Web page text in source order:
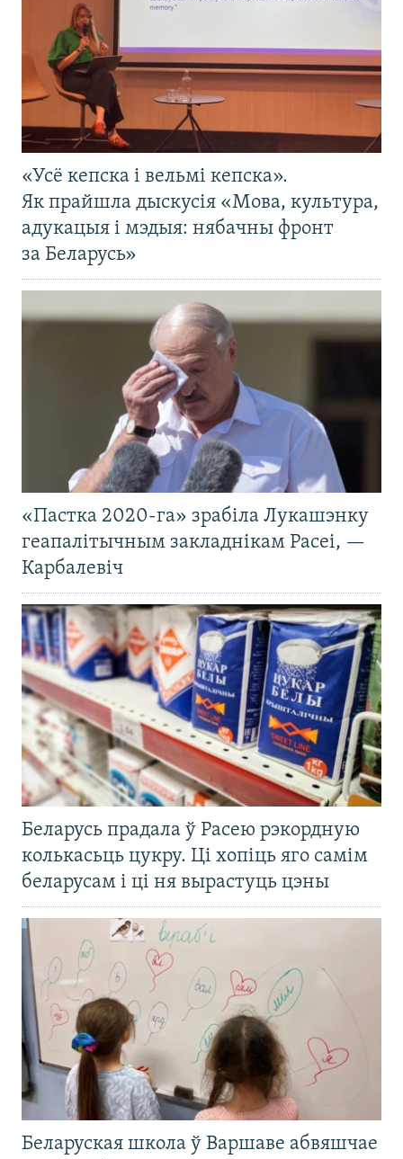
«Усё кепска і вельмі кепска».
Як прайшла дыскусія «Мова, культура,
адукацыя і мэдыя: нябачны фронт
за Беларусь»
«Пастка 2020-га» зрабіла Лукашэнку
геапалітычным закладнікам Расеі, —
Карбалевіч
Беларусь прадала ў Расею рэкордную
колькасьць цукру. Ці хопіць яго самім
беларусам і ці ня вырастуць цэны
Беларуская школа ў Варшаве абвяшчае